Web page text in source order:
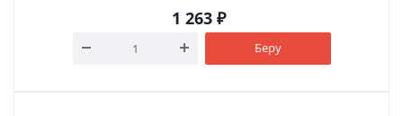
1 263₽
Беру